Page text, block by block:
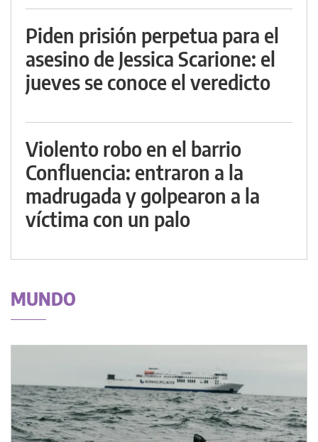
Piden prisión perpetua para el
asesino de Jessica Scarione: el
jueves se conoce el veredicto
Violento robo en el barrio
Confluencia: entraron a la
madrugada y golpearon a la
víctima con un palo
MUNDO